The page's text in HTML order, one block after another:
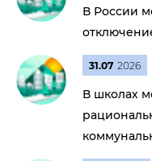
В России
31.07 2026
В школах